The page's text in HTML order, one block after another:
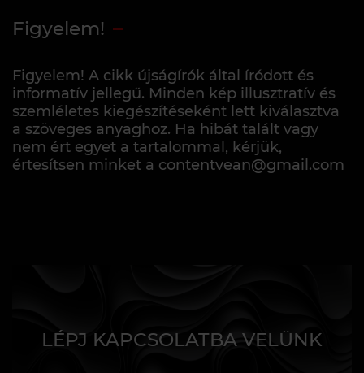
Figyelem!
Figyelem! A cikk újságírók által íródott és
informatív jellegű. Minden kép illusztratív és
szemléletes kiegészítéseként lett kiválasztva
a szöveges anyaghoz. Ha hibát talált vagy
nem ért egyet a tartalommal, kérjük,
értesítsen minket a contentvean@gmail.com
LÉPJ KAPCSOLATBA VELÜNK